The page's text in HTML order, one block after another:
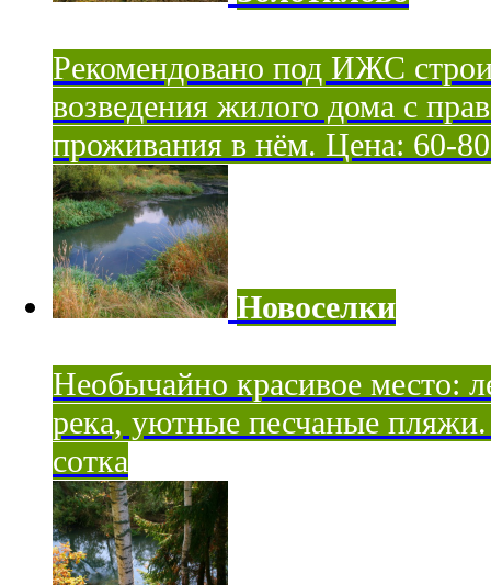
Рекомендовано под ИЖС
возведения жилого дома с
проживания в нём. Цена: 60-80
Новоселки
Необычайно красивое место:
река, уютные песчаные
сотка